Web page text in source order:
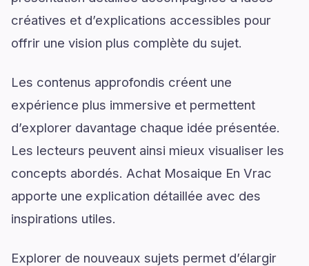
créatives et d’explications accessibles pour
offrir une vision plus complète du sujet.
Les contenus approfondis créent une
expérience plus immersive et permettent
d’explorer davantage chaque idée présentée.
Les lecteurs peuvent ainsi mieux visualiser les
concepts abordés. Achat Mosaique En Vrac
apporte une explication détaillée avec des
inspirations utiles.
Explorer de nouveaux sujets permet d’élargir